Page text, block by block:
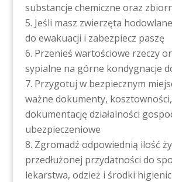
substancje chemiczne oraz
Jeśli masz zwierzęta
do ewakuacji i zabezpiecz paszę
Przenieś wartościowe rzeczy
sypialne na górne kondygnacje
Przygotuj w bezpiecznym
ważne dokumenty,
dokumentację działalności
ubezpieczeniowe
Zgromadź odpowiednią ilość
przedłużonej przydatności do
lekarstwa, odzież i środki